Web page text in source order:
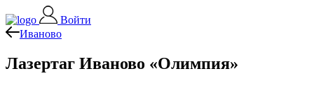
Войти
Иваново
Лазертаг Иваново «Олимпия»